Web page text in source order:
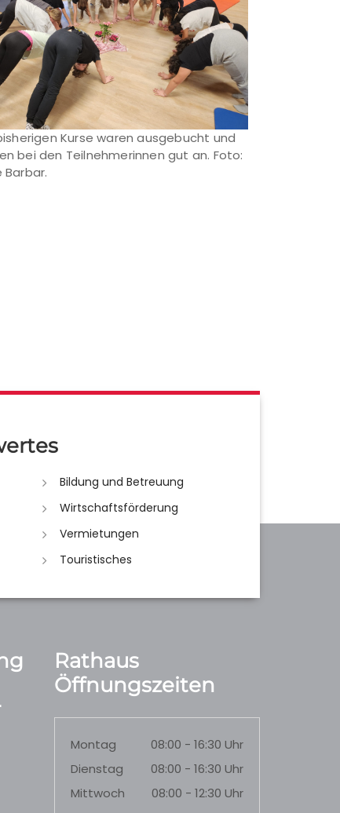
Kurse waren ausgebucht und
bei den Teilnehmerinnen gut an. Foto:
Barbar.
Bildung und Betreuung
Wirtschaftsförderung
Vermietungen
Touristisches
Rathaus
Öffnungszeiten
Montag
08:00 - 16:30 Uhr
Dienstag
08:00 - 16:30 Uhr
Mittwoch
08:00 - 12:30 Uhr